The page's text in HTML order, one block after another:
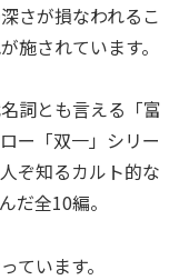
さが損なわれるこ
施されています。
詞とも言える「富
ー「双一」シリー
ぞ知るカルト的な
だ全10編。
ています。